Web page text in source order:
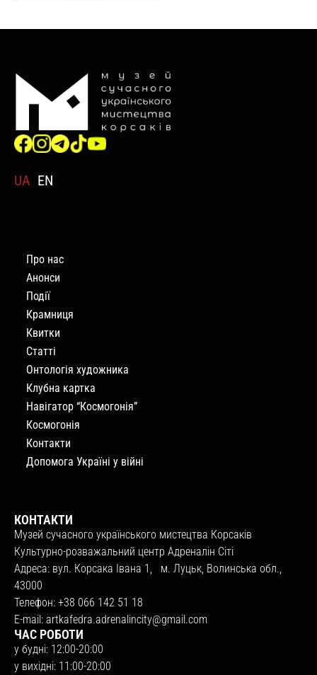
UA EN
Про нас
Анонси
Події
Крамниця
Квитки
Статті
Онтологія художника
Клубна картка
Навігатор “Космогонія”
Космогонія
Контакти
Допомога Україні у війні
КОНТАКТИ
Музей сучасного українського мистецтва Корсаків
Культурно-розважальний центр Адреналін Сіті
Адреса: вул. Корсака Івана 1, м. Луцьк, Волинська обл.,
43000
Телефон: +38 066 142 51 18
E-mail: artkafedra.adrenalincity@gmail.com
ЧАС РОБОТИ
у будні: 12:00-20:00
у вихідні: 11:00-20:00